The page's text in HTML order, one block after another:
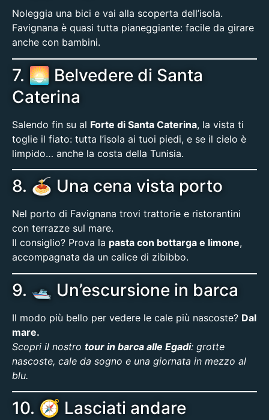
Noleggia una bici e vai alla scoperta dell’isola.
Favignana è quasi tutta pianeggiante: facile da girare
anche con bambini.
7. 🌅 Belvedere di Santa
Caterina
Salendo fin su al Forte di Santa Caterina, la vista ti
toglie il fiato: tutta l’isola ai tuoi piedi, e se il cielo è
limpido… anche la costa della Tunisia.
8. 🍝 Una cena vista porto
Nel porto di Favignana trovi trattorie e ristorantini
con terrazze sul mare.
Il consiglio? Prova la pasta con bottarga e limone,
accompagnata da un calice di zibibbo.
9. 🛥️ Un’escursione in barca
Il modo più bello per vedere le cale più nascoste? Dal
mare.
Scopri il nostro tour in barca alle Egadi: grotte
nascoste, cale da sogno e una giornata in mezzo al
blu.
10. 🧭 Lasciati andare